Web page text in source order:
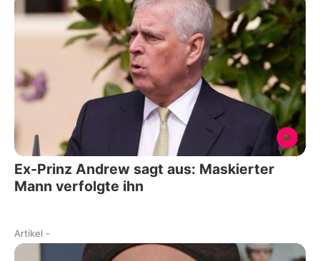
Ex-Prinz Andrew sagt aus: Maskierter
Mann verfolgte ihn
Artikel -